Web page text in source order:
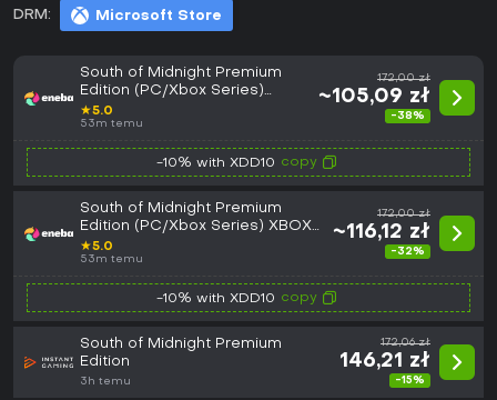
DRM: Microsoft Store
South of Midnight Premium
Edition (PC/Xbox Series)
XBOX LIVE Key EUROPE
★5.0
53m temu
172,00 zł
~105,09 zł
-38%
-10% with XDD10 copy
South of Midnight Premium
Edition (PC/Xbox Series) XBOX
LIVE Key GLOBAL
★5.0
53m temu
172,00 zł
~116,12 zł
-32%
-10% with XDD10 copy
South of Midnight Premium
Edition
3h temu
172,06 zł
146,21 zł
-15%